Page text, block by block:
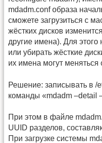
mdadm.conf образа
сможете загрузиться с
жёстких дисков
другие имена). Для этого
или убирать жёсткие
их имена могут меняться
Решение: записывать в /
команды «mdadm –detail
При этом в файле
UUID разделов,
При загрузке системы